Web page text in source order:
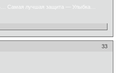
Самая лучшая защита — Улыбка…
33